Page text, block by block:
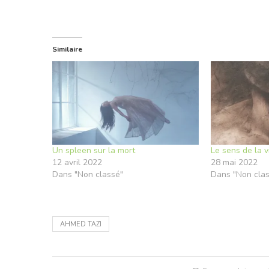
Similaire
Un spleen sur la mort
12 avril 2022
Dans "Non classé"
Le sens de la
28 mai 2022
Dans "Non
AHMED TAZI